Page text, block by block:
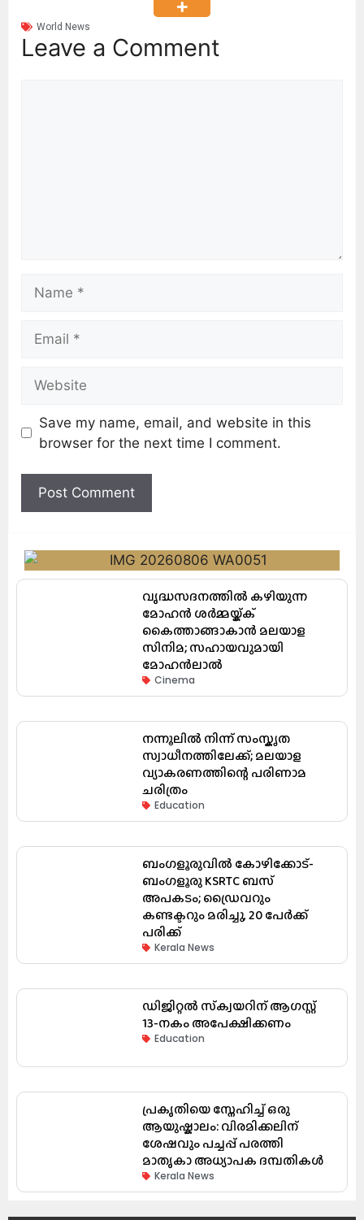
World News
Leave a Comment
Save my name, email, and website in this
browser for the next time I comment.
വൃദ്ധസദനത്തിൽ കഴിയുന്ന
മോഹൻ ശർമ്മയ്ക്ക്
കൈത്താങ്ങാകാൻ മലയാള
സിനിമ; സഹായവുമായി
മോഹൻലാൽ
Cinema
നന്നൂലിൽ നിന്ന് സംസ്കൃത
സ്വാധീനത്തിലേക്ക്; മലയാള
വ്യാകരണത്തിന്റെ പരിണാമ
ചരിത്രം
Education
ബംഗളൂരുവിൽ കോഴിക്കോട്-
ബംഗളൂരു KSRTC ബസ്
അപകടം; ഡ്രൈവറും
കണ്ടക്ടറും മരിച്ചു, 20 പേർക്ക്
പരിക്ക്
Kerala News
ഡിജിറ്റൽ സ്‌ക്വയറിന് ആഗസ്റ്റ്
13-നകം അപേക്ഷിക്കണം
Education
പ്രകൃതിയെ സ്നേഹിച്ച് ഒരു
ആയുഷ്കാലം: വിരമിക്കലിന്
ശേഷവും പച്ചപ്പ് പരത്തി
മാതൃകാ അധ്യാപക ദമ്പതികൾ
Kerala News